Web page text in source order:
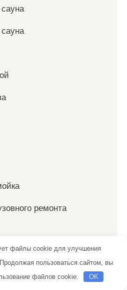
ремонта
файлы cookie для улучшения
пользоваться сайтом, вы
файлов cookie.
OK